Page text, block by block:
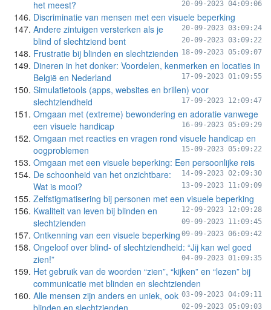
het meest?
20-09-2023 04:09:06
Discriminatie van mensen met een visuele beperking
20-09-2023 03:09:24
Andere zintuigen versterken als je
blind of slechtziend bent
20-09-2023 03:09:22
Frustratie bij blinden en slechtzienden 18-09-2023 05:09:07
Dineren in het donker: Voordelen, kenmerken en locaties in
België en Nederland
17-09-2023 01:09:55
Simulatietools (apps, websites en brillen) voor
slechtziendheid
17-09-2023 12:09:47
Omgaan met (extreme) bewondering en adoratie vanwege
een visuele handicap
16-09-2023 05:09:29
Omgaan met reacties en vragen rond visuele handicap en
oogproblemen
15-09-2023 05:09:22
Omgaan met een visuele beperking: Een persoonlijke reis
14-09-2023 02:09:30
De schoonheid van het onzichtbare:
Wat is mooi?
13-09-2023 11:09:09
Zelfstigmatisering bij personen met een visuele beperking
12-09-2023 12:09:28
Kwaliteit van leven bij blinden en
slechtzienden
09-09-2023 11:09:45
Ontkenning van een visuele beperking 09-09-2023 06:09:42
Ongeloof over blind- of slechtziendheid: “Jij kan wel goed
zien!”
04-09-2023 01:09:35
Het gebruik van de woorden “zien”, “kijken” en “lezen” bij
communicatie met blinden en slechtzienden
03-09-2023 04:09:11
Alle mensen zijn anders en uniek, ook
blinden en slechtzienden
02-09-2023 05:09:03